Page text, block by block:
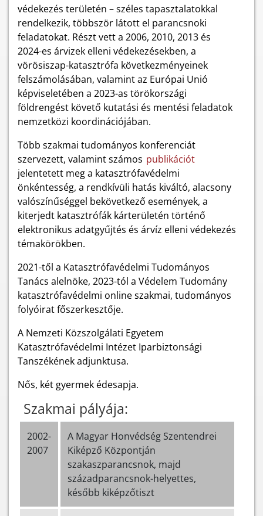
védekezés területén – széles tapasztalatokkal
rendelkezik, többször látott el parancsnoki
feladatokat. Részt vett a 2006, 2010, 2013 és
2024-es árvizek elleni védekezésekben, a
vörösiszap-katasztrófa következményeinek
felszámolásában, valamint az Európai Unió
képviseletében a 2023-as törökországi
földrengést követő kutatási és mentési feladatok
nemzetközi koordinációjában.
Több szakmai tudományos konferenciát
szervezett, valamint számos publikációt
jelentetett meg a katasztrófavédelmi
önkéntesség, a rendkívüli hatás kiváltó, alacsony
valószínűséggel bekövetkező események, a
kiterjedt katasztrófák kárterületén történő
elektronikus adatgyűjtés és árvíz elleni védekezés
témakörökben.
2021-től a Katasztrófavédelmi Tudományos
Tanács alelnöke, 2023-tól a Védelem Tudomány
katasztrófavédelmi online szakmai, tudományos
folyóirat főszerkesztője.
A Nemzeti Közszolgálati Egyetem
Katasztrófavédelmi Intézet Iparbiztonsági
Tanszékének adjunktusa.
Nős, két gyermek édesapja.
Szakmai pályája:
2002-
2007
A Magyar Honvédség Szentendrei
Kiképző Központján
szakaszparancsnok, majd
századparancsnok-helyettes,
később kiképzőtiszt